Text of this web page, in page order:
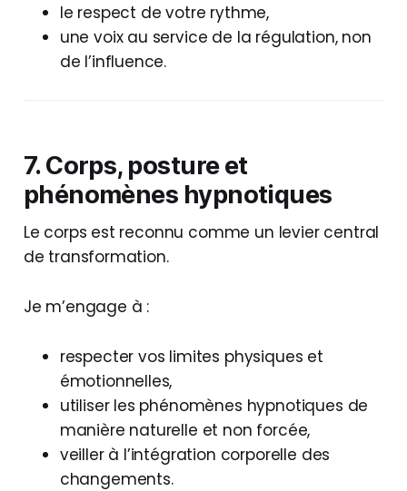
le respect de votre rythme,
une voix au service de la régulation, non
de l’influence.
7. Corps, posture et
phénomènes hypnotiques
Le corps est reconnu comme un levier central
de transformation.
Je m’engage à :
respecter vos limites physiques et
émotionnelles,
utiliser les phénomènes hypnotiques de
manière naturelle et non forcée,
veiller à l’intégration corporelle des
changements.